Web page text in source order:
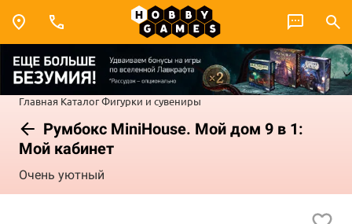
Главная КаталогФигурки и сувениры
Румбокс MiniHouse. Мой дом 9 в 1:
Мой кабинет
Очень уютный